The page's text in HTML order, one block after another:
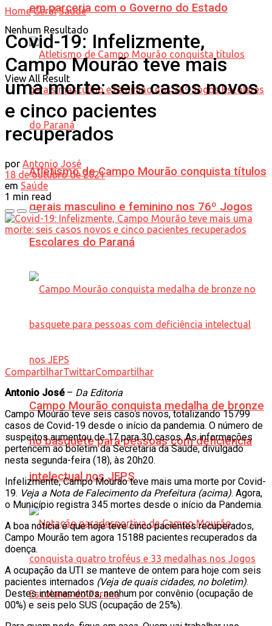
em parceria com o Governo do Estado
Atletismo de Campo Mourão conquista títulos
gerais masculino e feminino nos 76º Jogos
Escolares do Paraná
Campo Mourão conquista medalha de bronze
no basquete para pessoas com deficiência
intelectual nos JEPS
Nenhum Resultado
View All Result
Home Geral Saúde
Covid-19: Infelizmente,
Campo Mourão teve mais
uma morte: seis casos novos
e cinco pacientes
recuperados
por Antonio José
18 de outubro de 2021
em Saúde
1 min read
CompartilharTwittarCompartilhar
Antonio José– Da Editoria
Campo Mourão teve seis casos novos, totalizando 15799
casos de Covid-19 desde o início da pandemia. O número de
suspeitos aumentou de 17 para 30 casos. As informações
pertencem ao boletim da Secretaria da Saúde, divulgado
nesta segunda-feira (18), às 20h20.
Infelizmente, Campo Mourão teve mais uma morte por Covid-
19. Veja a Nota de Falecimento da Prefeitura (acima). Agora,
o Município registra 345 mortes desde o início da Pandemia.
A boa notícia é que hoje teve cinco pacientes recuperados,
Campo Mourão tem agora 15188 pacientes recuperados da
doença.
A ocupação da UTI se manteve de ontem para hoje com seis
pacientes internados (Veja de quais cidades, no boletim).
Destes internamentos, nenhum por convênio (ocupação de
00%) e seis pelo SUS (ocupação de 25%).